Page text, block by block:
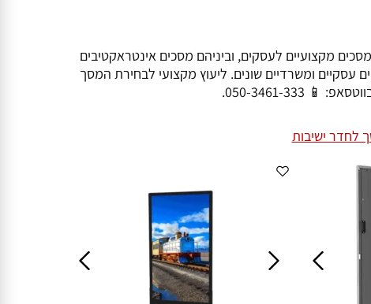
לשימוש יום יומי ל8 עד 24 שעות ביום. אנו מציעים מגוון מסכים מקצועיים לעסקים, וביניהם מסכים אינטראקטיבים
עסקיים ומשרדיים שונים. ליעוץ מקצועי לבחירת המסך
לחדר ישיבות